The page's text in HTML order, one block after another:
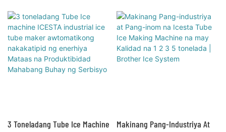
3 Toneladang Tube Ice Machine Makinang Pang-Industriya At